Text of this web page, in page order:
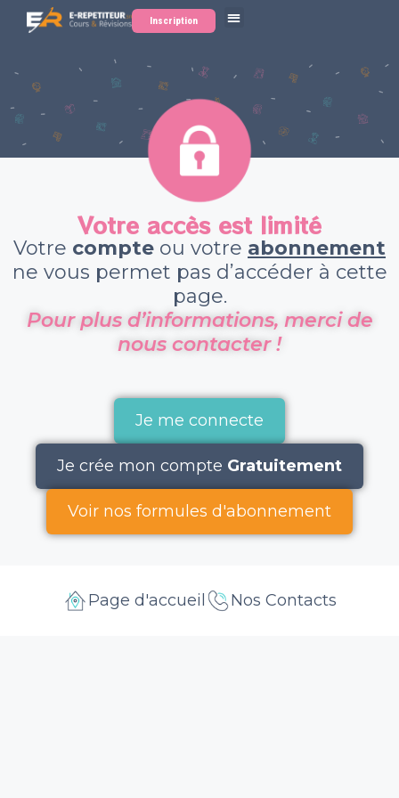
Inscription
Votre accès est limité
Votre compte ou votre abonnement
ne vous permet pas d’accéder à cette
page.
Pour plus d’informations, merci de
nous contacter !
Je me connecte
Je crée mon compte Gratuitement
Voir nos formules d'abonnement
Page d'accueil Nos Contacts